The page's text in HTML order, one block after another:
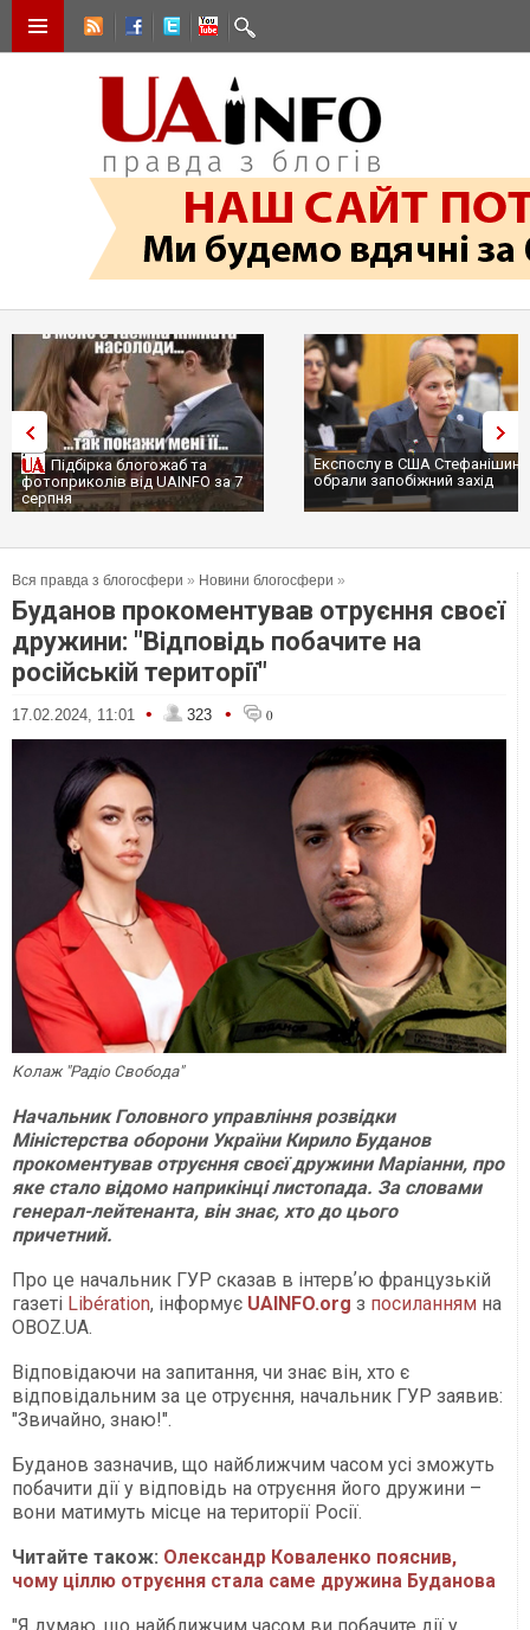
Підбірка блогожаб та
фотоприколів від UAINFO за 7
серпня
Експослу в США
обрали запобіжний захід
Вся правда з блогосфери » Новини блогосфери »
Буданов прокоментував отруєння своєї
дружини: "Відповідь побачите на
російській території"
17.02.2024, 11:01 • 323 • 0
Колаж "Радіо Свобода"
Начальник Головного управління розвідки
Міністерства оборони України Кирило Буданов
прокоментував отруєння своєї дружини Маріанни, про
яке стало відомо наприкінці листопада. За словами
генерал-лейтенанта, він знає, хто до цього
причетний.
Про це начальник ГУР сказав в інтервʼю французькій
газеті Libération, інформує UAINFO.org з посиланням на
OBOZ.UA.
Відповідаючи на запитання, чи знає він, хто є
відповідальним за це отруєння, начальник ГУР заявив:
"Звичайно, знаю!".
Буданов зазначив, що найближчим часом усі зможуть
побачити дії у відповідь на отруєння його дружини –
вони матимуть місце на території Росії.
Читайте також: Олександр Коваленко пояснив,
чому ціллю отруєння стала саме дружина Буданова